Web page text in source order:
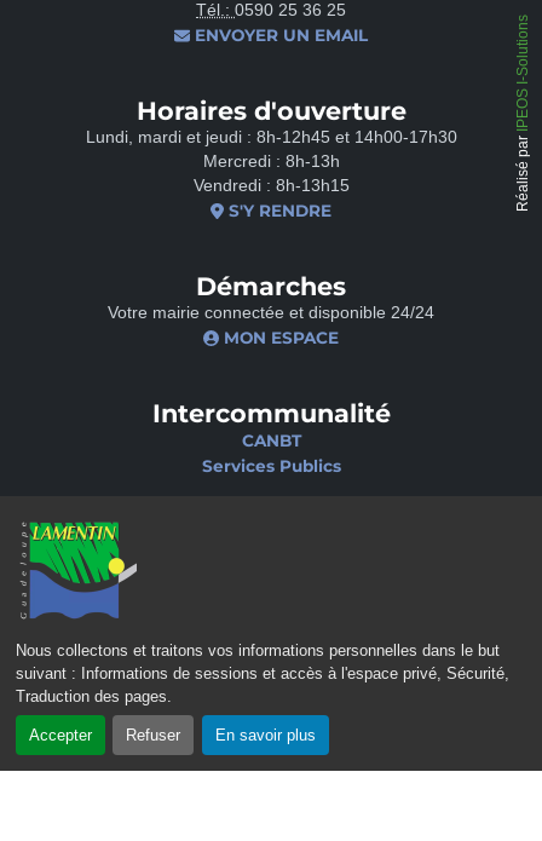
Nous collectons et traitons vos informations personnelles dans le but
suivant :
Informations de sessions et accès à l'espace privé, Sécurité,
Traduction des pages
Accepter Refuser En savoir plus
Tél.: 0590 25 36 25
ENVOYER UN EMAIL
Horaires d'ouverture
Lundi, mardi et jeudi : 8h-12h45 et 14h00-17h30
Mercredi : 8h-13h
Vendredi : 8h-13h15
S'Y RENDRE
Démarches
Votre mairie connectée et disponible 24/24
MON ESPACE
Intercommunalité
CANBT
Services Publics
Ciné-Théâtre
CONTACT
MENTIONS LÉGALES
Réalisé par
IPEOS I-Solutions